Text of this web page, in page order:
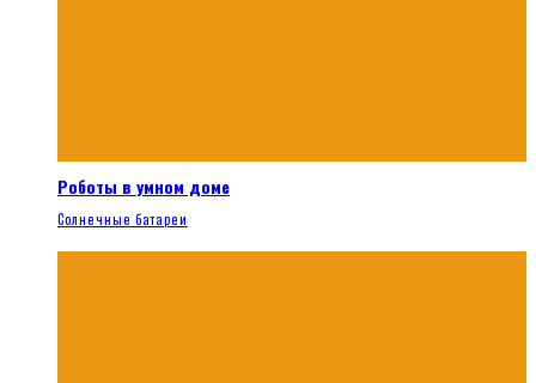
Роботы в умном доме
Солнечные батареи